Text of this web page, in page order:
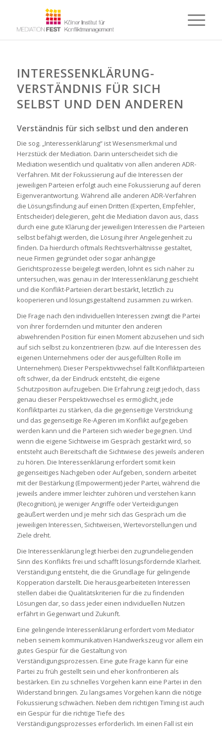
INTERESSENKLÄRUNG-
VERSTÄNDNIS FÜR SICH
SELBST UND DEN ANDEREN
Verständnis für sich selbst und den anderen
Die sog. „Interessenklärung“ ist Wesensmerkmal und
Herzstück der Mediation. Darin unterscheidet sich die
Mediation wesentlich und qualitativ von allen anderen ADR-
Verfahren. Mit der Fokussierung auf die Interessen der
jeweiligen Parteien erfolgt auch eine Fokussierung auf deren
Eigenverantwortung. Während alle anderen ADR-Verfahren
die Lösungsfindung auf einen Dritten (Experten, Empfehler,
Entscheider) delegieren, geht die Mediation davon aus, dass
durch eine gute Klärung der jeweiligen Interessen die Parteien
selbst befähigt werden, die Lösung ihrer Angelegenheit zu
finden. Da hierdurch oftmals Rechtsverhältnisse gestaltet,
neue Firmen gegründet oder sogar anhängige
Gerichtsprozesse beigelegt werden, lohnt es sich näher zu
untersuchen, was genau in der Interessenklärung geschieht
und die Konflikt-Parteien derart bestärkt, letztlich zu
kooperieren und lösungsgestaltend zusammen zu wirken.
Die Frage nach den individuellen Interessen zwingt die Partei
von ihrer fordernden und mitunter den anderen
abwehrenden Position für einen Moment abzusehen und sich
auf sich selbst zu konzentrieren (bzw. auf die Interessen des
eigenen Unternehmens oder der ausgefüllten Rolle im
Unternehmen). Dieser Perspektivwechsel fällt Konfliktparteien
oft schwer, da der Eindruck entsteht, die eigene
Schutzposition aufzugeben. Die Erfahrung zeigt jedoch, dass
genau dieser Perspektivwechsel es ermöglicht, jede
Konfliktpartei zu stärken, da die gegenseitige Verstrickung
und das gegenseitige Re-Agieren im Konflikt aufgegeben
werden kann und die Parteien sich wieder begegnen. Und
wenn die eigene Sichtweise im Gespräch gestärkt wird, so
entsteht auch Bereitschaft die Sichtwiese des jeweils anderen
zu hören. Die Interessenklärung erfordert somit kein
gegenseitiges Nachgeben oder Aufgeben, sondern arbeitet
mit der Bestärkung (Empowerment) jeder Partei, während die
jeweils andere immer leichter zuhören und verstehen kann
(Recognition), je weniger Angriffe oder Verteidigungen
geäußert werden und je mehr sich das Gespräch um die
jeweiligen Interessen, Sichtweisen, Wertevorstellungen und
Ziele dreht.
Die Interessenklärung legt hierbei den zugrundeliegenden
Sinn des Konflikts frei und schafft lösungsfördernde Klarheit.
Verständigung entsteht, die die Grundlage für gelingende
Kopperation darstellt. Die herausgearbeiteten Interessen
stellen dabei die Qualitätskriterien für die zu findenden
Lösungen dar, so dass jeder einen individuellen Nutzen
erfährt in Gegenwart und Zukunft.
Eine gelingende Interessenklärung erfordert vom Mediator
neben seinem kommunikativen Handwerkszeug vor allem ein
gutes Gespür für die Gestaltung von
Verständigungsprozessen. Eine gute Frage kann für eine
Partei zu früh gestellt sein und eher konfrontieren als
bestärken. Ein zu schnelles Vorgehen kann eine Partei in den
Widerstand bringen. Zu langsames Vorgehen kann die nötige
Fokussierung schwächen. Neben dem richtigen Timing ist auch
ein Gespür für die richtige Tiefe des
Verständigungsprozesses erforderlich. Im einen Fall ist ein